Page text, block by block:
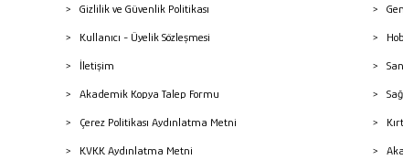
Gizlilik ve Güvenlik Politikası
Kullanıcı - Üyelik Sözleşmesi
İletişim
Akademik Kopya Talep Formu
Çerez Politikası Aydınlatma Metni
KVKK Aydınlatma Metni